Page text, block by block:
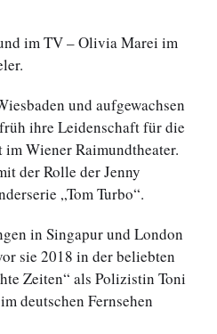
im TV – Olivia Marei im
und aufgewachsen
ihre Leidenschaft für die
Wiener Raimundtheater.
der Rolle der Jenny
„Tom Turbo“.
in Singapur und London
sie 2018 in der beliebten
Zeiten“ als Polizistin Toni
deutschen Fernsehen